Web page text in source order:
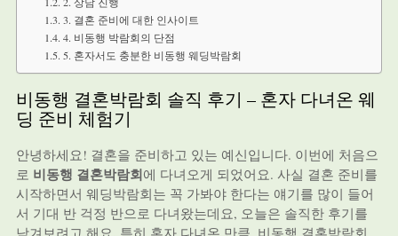
3. 결혼 준비에 대한 인사이트
4. 비동행 박람회의 단점
5. 혼자서도 충분한 비동행 웨딩박람회
비동행 결혼박람회 솔직 후기 – 혼자 다녀온 웨
딩 준비 체험기
안녕하세요! 결혼을 준비하고 있는 예신입니다. 이번에 처음으
로 비동행 결혼박람회에 다녀오게 되었어요. 사실 결혼 준비를
시작하면서 웨딩박람회는 꼭 가봐야 한다는 얘기를 많이 들어
서 기대 반 걱정 반으로 다녀왔는데요, 오늘은 솔직한 후기를
남겨보려고 해요. 특히 혼자 다녀온 만큼, 비동행 결혼박람회